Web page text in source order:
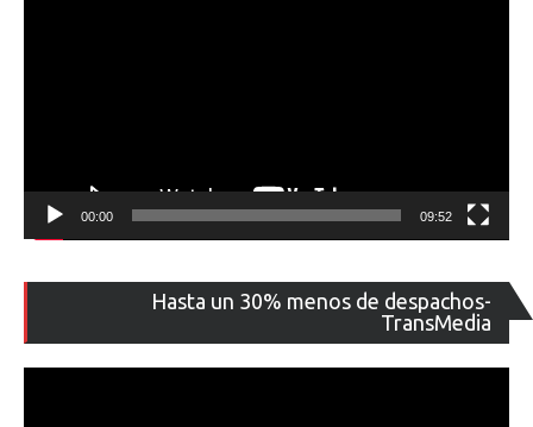
00:00 09:52
Hasta un 30% menos de despachos-
TransMedia
de